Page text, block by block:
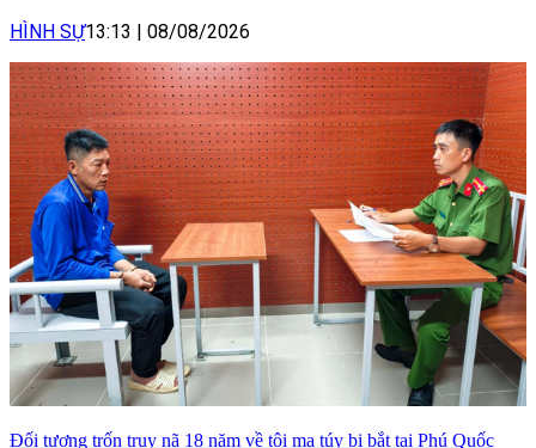
HÌNH SỰ13:13 08/08/2026
Đối tượng trốn truy nã 18 năm về tội ma túy bị bắt tại Phú Quốc